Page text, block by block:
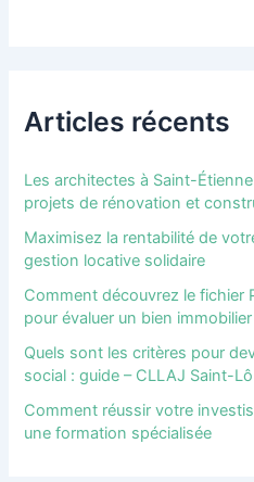
Articles récents
Les architectes à Saint-
projets de rénovation et
Maximisez la rentabilité de
gestion locative solidaire
Comment découvrez le fichier
pour évaluer un bien
Quels sont les critères pour
social : guide – CLLAJ Saint-
Comment réussir votre
une formation spécialisée